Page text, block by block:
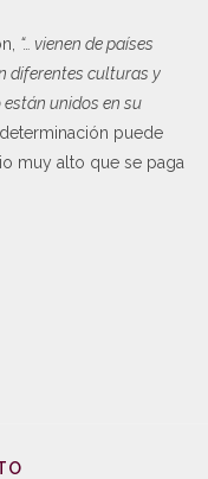
“… vienen de países
diferentes culturas y
unidos en su
puede
muy alto que se paga